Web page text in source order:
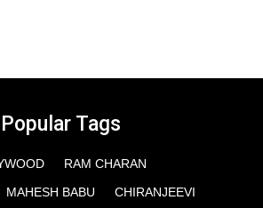
Popular Tags
RAM CHARAN
MAHESH BABU CHIRANJEEVI